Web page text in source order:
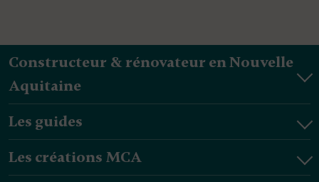
Constructeur & rénovateur en Nouvelle
Aquitaine
Les guides
Les créations MCA